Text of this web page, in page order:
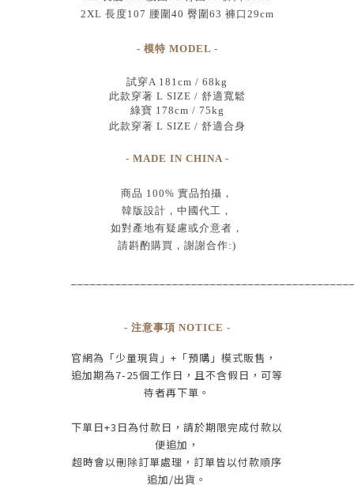
2XL 長度107 腰圍40 臀圍63 褲口29cm
- 模特 MODEL -
試穿A 181cm / 68kg
此款穿著 L SIZE / 舒適寬鬆
綠寶 178cm / 75kg
此款穿著 L SIZE / 舒適合身
- MADE IN CHINA -
商品 100% 實品拍攝 ，
韓版設計，中國代工 ，
如對產地有疑慮或介意者，
請斟酌購買， 謝謝合作:)
- 注意事項 NOTICE -
官網為 「少量現貨」+ 「預購」模式販售，
追加期為7-25個工作日 ，且不含假日 ， 可等
待者再下單 。
下單日+3 日為付款日，請於期限完成付款以
便追加，
超時會以刪除訂單處理，訂單皆以付款順序
追加/出貨 。